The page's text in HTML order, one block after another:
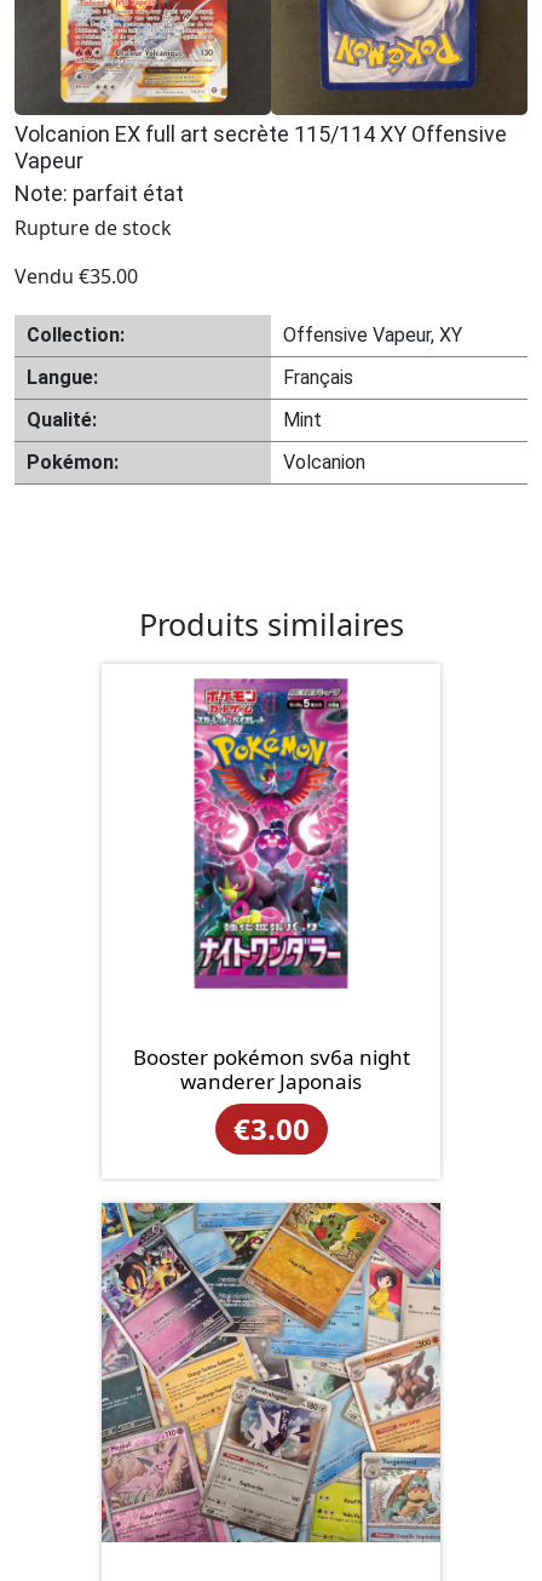
Volcanion EX full art secrète 115/114 XY Offensive
Vapeur
Note: parfait état
Rupture de stock
Vendu €35.00
Collection:
Offensive Vapeur, XY
Langue:
Français
Qualité:
Mint
Pokémon:
Volcanion
Produits similaires
Booster pokémon sv6a night
wanderer Japonais
€3.00